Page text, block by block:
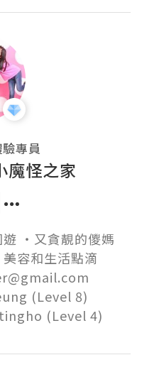
專員
魔怪之家
‧又貪靚的儍媽
容和生活點滴
(Level 8)